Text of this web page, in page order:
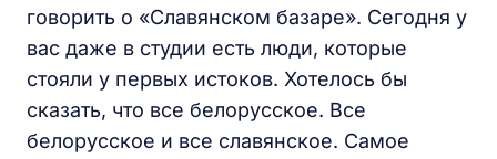
говорить о «Славянском базаре». Сегодня у
вас даже в студии есть люди, которые
стояли у первых истоков. Хотелось бы
сказать, что все белорусское. Все
белорусское и все славянское. Самое